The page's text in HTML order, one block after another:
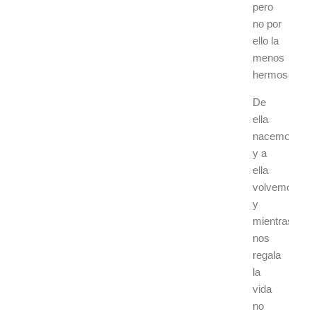
pero
no por
ello la
menos
hermosa.
De
ella
nacemos
y a
ella
volvemos
y
mientras
nos
regala
la
vida
no